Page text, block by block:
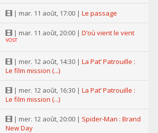
| mar. 11 août, 17:00 | Le passage
| mar. 11 août, 20:00 | D’où vient le vent
VOST
| mer. 12 août, 14:30 | La Pat’ Patrouille :
Le film mission (...)
| mer. 12 août, 16:30 | La Pat’ Patrouille :
Le film mission (...)
| mer. 12 août, 20:00 | Spider-Man : Brand
New Day